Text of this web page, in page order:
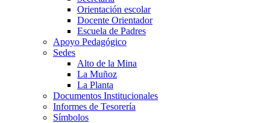
Orientación escolar
Docente Orientador
Escuela de Padres
Apoyo Pedagógico
Sedes
Alto de la Mina
La Muñoz
La Planta
Documentos Institucionales
Informes de Tesorería
Símbolos